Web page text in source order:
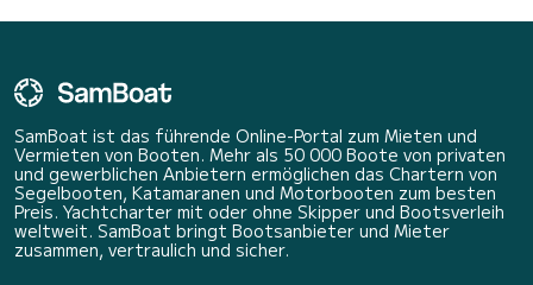
SamBoat ist das führende Online-Portal zum Mieten und
Vermieten von Booten. Mehr als 50 000 Boote von privaten
und gewerblichen Anbietern ermöglichen das Chartern von
Segelbooten, Katamaranen und Motorbooten zum besten
Preis. Yachtcharter mit oder ohne Skipper und Bootsverleih
weltweit. SamBoat bringt Bootsanbieter und Mieter
zusammen, vertraulich und sicher.